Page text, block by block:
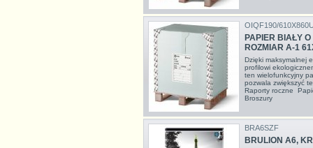
OIQF190/
PAPIER BIAŁY
ROZMIAR A-1
Dzięki maksymalnej
profilowi
ten wielofunkcyjny
pozwala zwiększyć
Raporty roczne
Broszury
BRA6SZF
BRULION A6,